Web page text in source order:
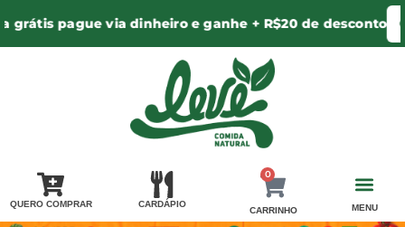
pague via dinheiro e ganhe + R$20 de desconto
QUERO COMPRAR CARDÁPIO
0
CARRINHO MENU